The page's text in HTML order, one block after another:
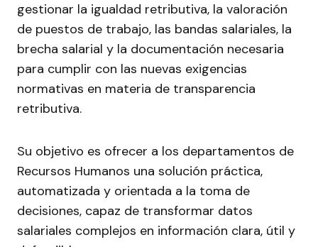
gestionar la igualdad retributiva, la valoración
de puestos de trabajo, las bandas salariales, la
brecha salarial y la documentación necesaria
para cumplir con las nuevas exigencias
normativas en materia de transparencia
retributiva.
Su objetivo es ofrecer a los departamentos de
Recursos Humanos una solución práctica,
automatizada y orientada a la toma de
decisiones, capaz de transformar datos
salariales complejos en información clara, útil y